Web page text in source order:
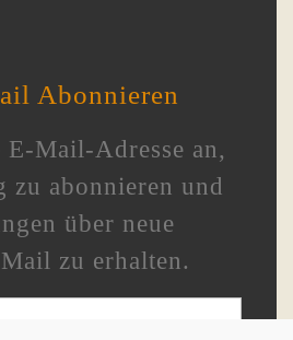
Abonnieren
E-Mail-Adresse an,
zu abonnieren und
über neue
zu erhalten.